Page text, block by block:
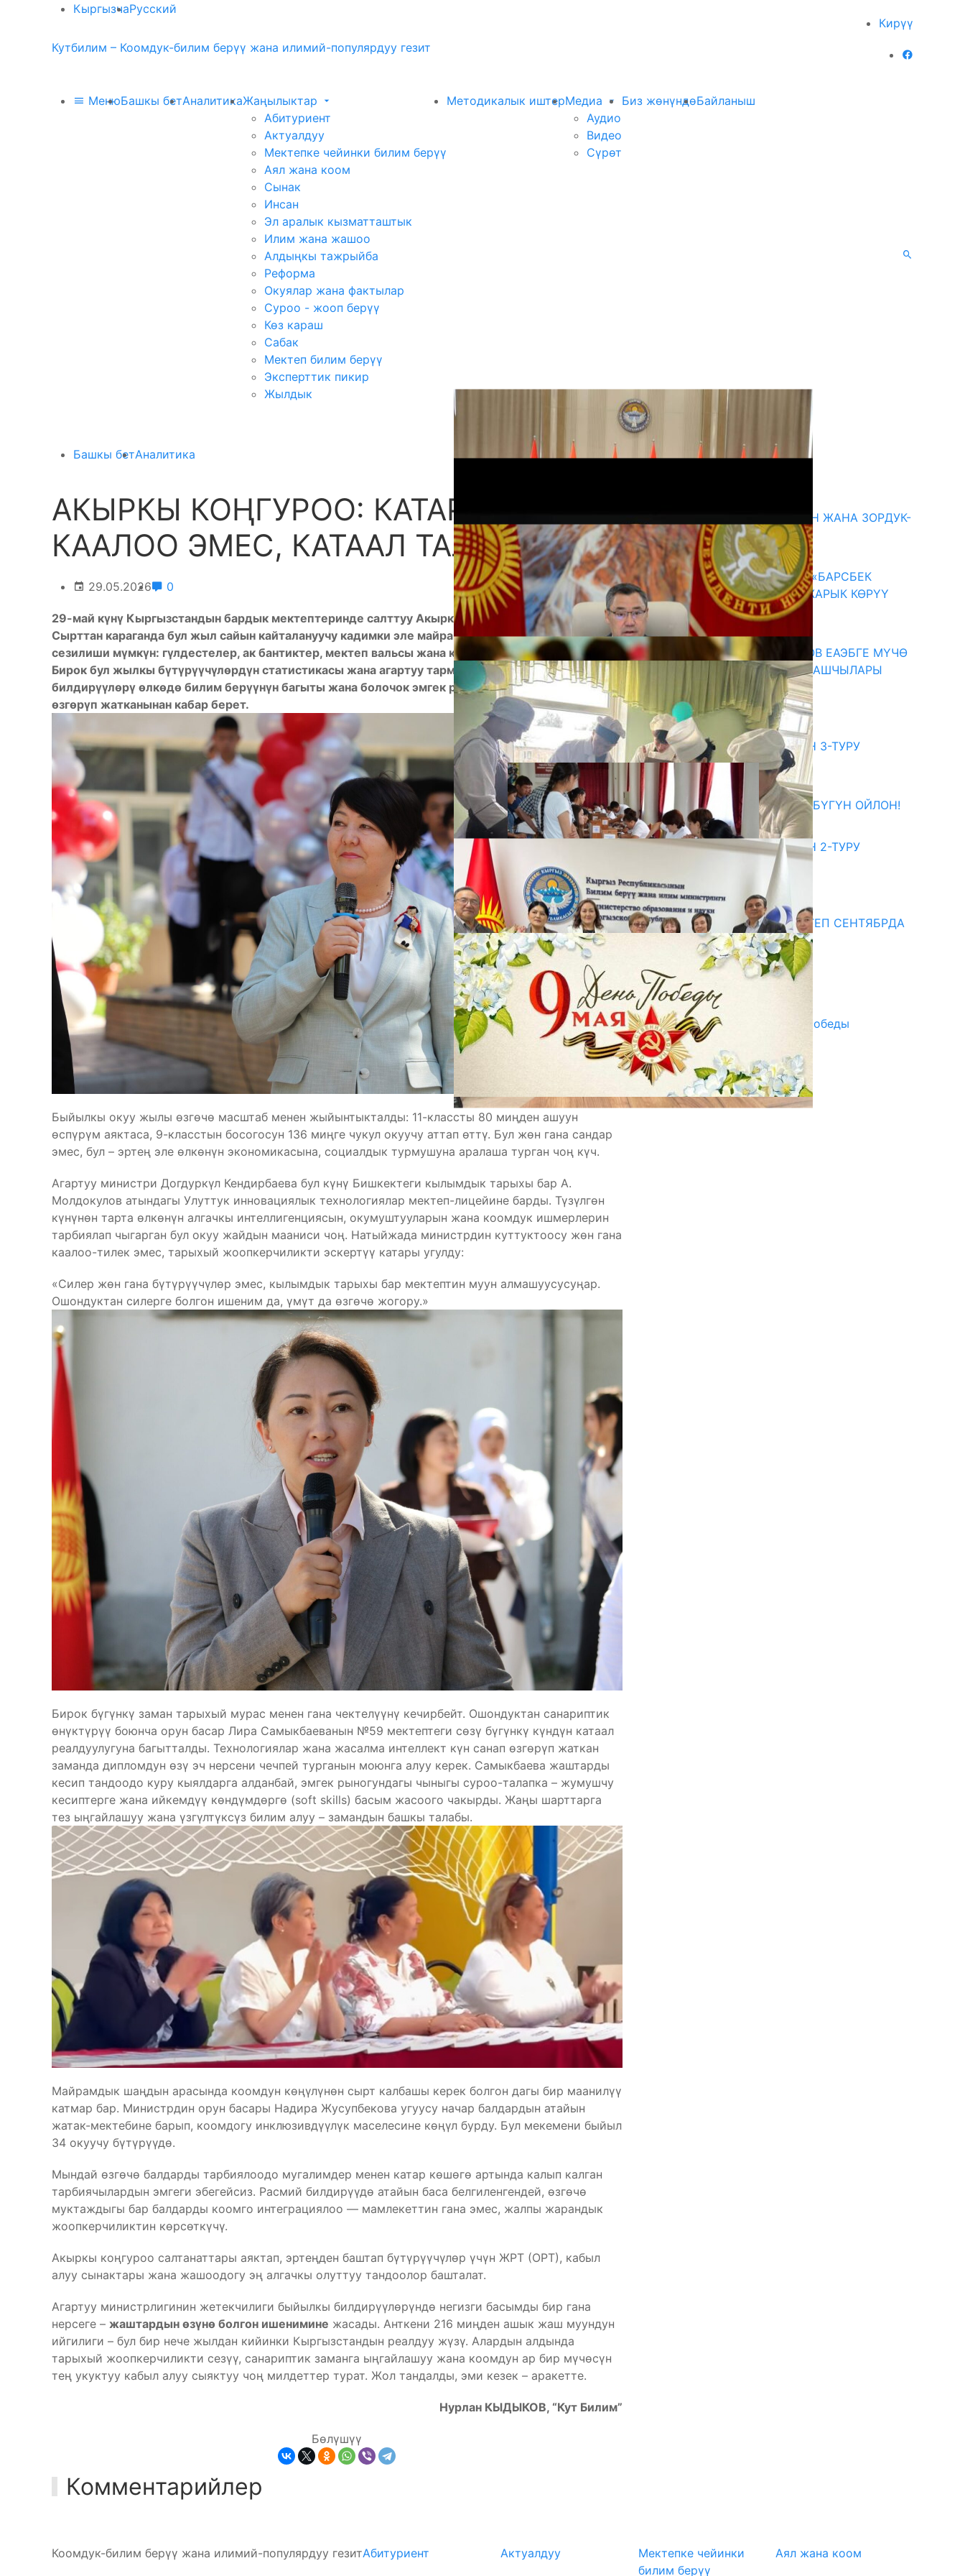
КыргызчаРусский
Кирүү
Кутбилим – Коомдук-билим берүү жана илимий-популярдуу гезит
МенюБашкы бетАналитикаЖаңылыктар
Абитуриент
Актуалдуу
Мектепке чейинки билим берүү
Аял жана коом
Сынак
Инсан
Эл аралык кызматташтык
Илим жана жашоо
Алдыңкы тажрыйба
Реформа
Окуялар жана фактылар
Суроо - жооп берүү
Көз караш
Сабак
Мектеп билим берүү
Эксперттик пикир
Жылдык
Методикалык иштерМедиа
Аудио
Видео
Сүрөт
Биз жөнүндөБайланыш
Башкы бетАналитика
АКЫРКЫ КОҢГУРОО: КАТАРДАГЫ
КААЛОО ЭМЕС, КАТААЛ ТАЛАП
29.05.2026 0
29-май күнү Кыргызстандын бардык мектептеринде салттуу Акыркы коңгуроо кагылды.
Сырттан караганда бул жыл сайын кайталануучу кадимки эле майрамдык иш-чара сыяктуу
сезилиши мүмкүн: гүлдестелер, ак бантиктер, мектеп вальсы жана көзгө жаш алган ата-энелер.
Бирок бул жылкы бүтүрүүчүлөрдүн статистикасы жана агартуу тармагынын жетекчилеринин
билдирүүлөрү өлкөдө билим берүүнүн багыты жана болочок эмгек рыногунун талаптары
өзгөрүп жатканынан кабар берет.
Быйылкы окуу жылы өзгөчө масштаб менен жыйынтыкталды: 11-классты 80 миңден ашуун
өспүрүм аяктаса, 9-класстын босогосун 136 миңге чукул окуучу аттап өттү. Бул жөн гана сандар
эмес, бул – эртең эле өлкөнүн экономикасына, социалдык турмушуна аралаша турган чоң күч.
Агартуу министри Догдуркүл Кендирбаева бул күнү Бишкектеги кылымдык тарыхы бар А.
Молдокулов атындагы Улуттук инновациялык технологиялар мектеп-лицейине барды. Түзүлгөн
күнүнөн тарта өлкөнүн алгачкы интеллигенциясын, окумуштууларын жана коомдук ишмерлерин
тарбиялап чыгарган бул окуу жайдын мааниси чоң. Натыйжада министрдин куттуктоосу жөн гана
каалоо-тилек эмес, тарыхый жоопкерчиликти эскертүү катары угулду:
«Силер жөн гана бүтүрүүчүлөр эмес, кылымдык тарыхы бар мектептин муун алмашуусусуңар.
Ошондуктан силерге болгон ишеним да, үмүт да өзгөчө жогору.»
Бирок бүгүнкү заман тарыхый мурас менен гана чектелүүнү кечирбейт. Ошондуктан санариптик
өнүктүрүү боюнча орун басар Лира Самыкбаеванын №59 мектептеги сөзү бүгүнкү күндүн катаал
реалдуулугуна багытталды. Технологиялар жана жасалма интеллект күн санап өзгөрүп жаткан
заманда дипломдун өзү эч нерсени чечпей турганын моюнга алуу керек. Самыкбаева жаштарды
кесип тандоодо куру кыялдарга алданбай, эмгек рыногундагы чыныгы суроо-талапка – жумушчу
кесиптерге жана ийкемдүү көндүмдөргө (soft skills) басым жасоого чакырды. Жаңы шарттарга
тез ыңгайлашуу жана үзгүлтүксүз билим алуу – замандын башкы талабы.
Майрамдык шаңдын арасында коомдун көңүлүнөн сырт калбашы керек болгон дагы бир маанилүү
катмар бар. Министрдин орун басары Надира Жусупбекова угуусу начар балдардын атайын
жатак-мектебине барып, коомдогу инклюзивдүүлүк маселесине көңүл бурду. Бул мекемени быйыл
34 окуучу бүтүрүүдө.
Мындай өзгөчө балдарды тарбиялоодо мугалимдер менен катар көшөгө артында калып калган
тарбиячылардын эмгеги эбегейсиз. Расмий билдирүүдө атайын баса белгиленгендей, өзгөчө
муктаждыгы бар балдарды коомго интеграциялоо — мамлекеттин гана эмес, жалпы жарандык
жоопкерчиликтин көрсөткүчү.
Акыркы коңгуроо салтанаттары аяктап, эртеңден баштап бүтүрүүчүлөр үчүн ЖРТ (ОРТ), кабыл
алуу сынактары жана жашоодогу эң алгачкы олуттуу тандоолор башталат.
Агартуу министрлигинин жетекчилиги быйылкы билдирүүлөрүндө негизги басымды бир гана
нерсеге – жаштардын өзүнө болгон ишенимине жасады. Анткени 216 миңден ашык жаш муундун
ийгилиги – бул бир нече жылдан кийинки Кыргызстандын реалдуу жүзү. Алардын алдында
тарыхый жоопкерчиликти сезүү, санариптик заманга ыңгайлашуу жана коомдун ар бир мүчөсүн
тең укуктуу кабыл алуу сыяктуу чоң милдеттер турат. Жол тандалды, эми кезек – аракетте.
Нурлан КЫДЫКОВ, “Кут Билим”
Бөлүшүү
Комментарийлер
ГЕНДЕРДИК БАСМЫРЛООДОН ЖАНА ЗОРДУК-
ЗОМБУЛУКТАН КОРГОО
07.08.2026
КЫРГЫЗ ТАРЫХЫ ТАСМАДА: «БАРСБЕК
КАГАН» КӨРКӨМ ТАСМАСЫ ЖАРЫК КӨРҮҮ
АЛДЫНДА
07.08.2026
ПРЕЗИДЕНТ САДЫР ЖАПАРОВ ЕАЭБГЕ МҮЧӨ
МАМЛЕКЕТТЕРДИН ӨКМӨТ БАШЧЫЛАРЫ
МЕНЕН ЖОЛУГУШТУ
07.08.2026
Абитуриент
ЖОЖДОРГО КАБЫЛ АЛУУНУН 3-ТУРУ
БАШТАЛДЫ
27.07.2026
ӨЗҮҢДҮН КЕЛЕЧЕГИҢ ҮЧҮН БҮГҮН ОЙЛОН!
20.07.2026
ЖОЖДОРГО КАБЫЛ АЛУУНУН 2-ТУРУ
20.07.2026
Медиа
СУЗАКТА 750 ОРУНДУУ МЕКТЕП СЕНТЯБРДА
ПАЙДАЛАНУУГА БЕРИЛЕТ
07.08.2025
Улуу Жеңиштин жандуу сөзү
29.04.2025
Награды в преддверии Дня Победы
29.04.2025
Коомдук-билим берүү жана илимий-популярдуу гезитАбитуриент Актуалдуу
Мектепке чейинки
билим берүү
Аял жана коом